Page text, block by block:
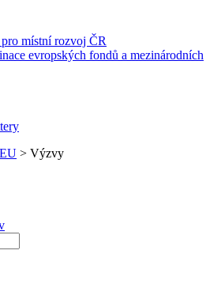
místní rozvoj ČR
evropských fondů a mezinárodních
> Výzvy